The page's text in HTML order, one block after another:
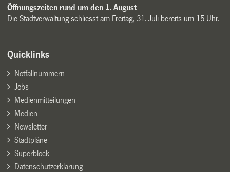
Öffnungszeiten rund um den 1. August
Die Stadtverwaltung schliesst am Freitag, 31. Juli bereits um 15 Uhr.
Quicklinks
Notfallnummern
Jobs
Medienmitteilungen
Medien
Newsletter
Stadtpläne
Superblock
Datenschutzerklärung